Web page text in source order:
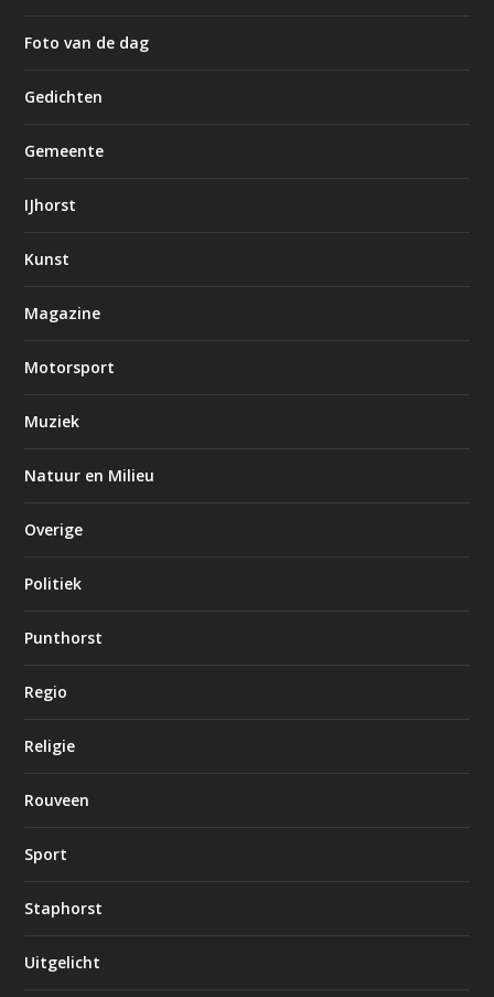
Foto van de dag
Gedichten
Gemeente
IJhorst
Kunst
Magazine
Motorsport
Muziek
Natuur en Milieu
Overige
Politiek
Punthorst
Regio
Religie
Rouveen
Sport
Staphorst
Uitgelicht